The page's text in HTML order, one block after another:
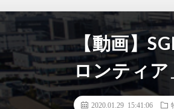
【動画】
ロンティア
2020.01.29 15:41:06